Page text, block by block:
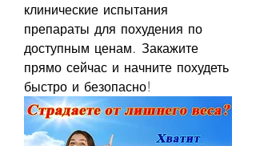
клинические испытания
препараты для похудения по
доступным ценам. Закажите
прямо сейчас и начните похудеть
быстро и безопасно!